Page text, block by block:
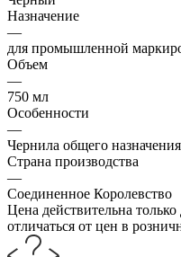
Назначение
—
для промышленной
Объем
—
750 мл
Особенности
—
Чернила общего
Страна производства
—
Соединенное Королевство
Цена действительна
отличаться от цен в